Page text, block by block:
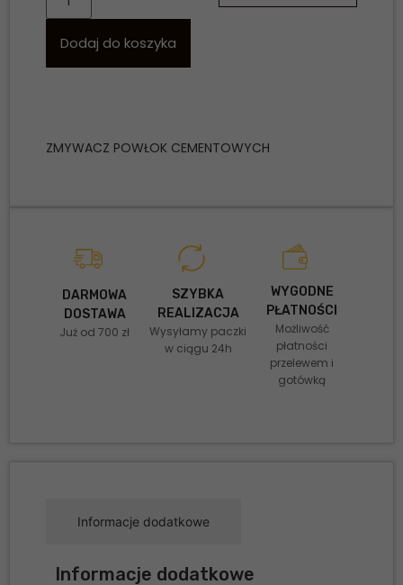
Dodaj do koszyka
ZMYWACZ POWŁOK CEMENTOWYCH
DARMOWA
DOSTAWA
Już od 700 zł
SZYBKA
REALIZACJA
Wysyłamy paczki
w ciągu 24h
WYGODNE
PŁATNOŚCI
Możliwość
płatności
przelewem i
gotówką
Informacje dodatkowe
Informacje dodatkowe